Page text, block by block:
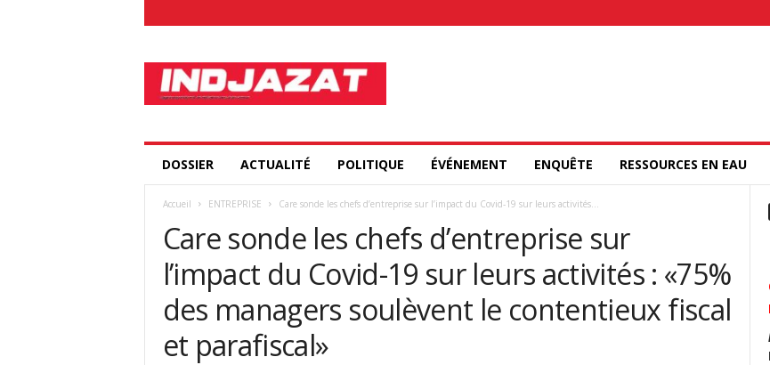
n
DOSSIER ACTUALITÉ POLITIQUE ÉVÉNEMENT ENQUÊTE RESSOURCES EN EAU
Accueil ENTREPRISE Care sonde les chefs d’entreprise sur l’impact du Covid-19 sur leurs activités...
Care sonde les chefs d’entreprise sur
l’impact du Covid-19 sur leurs activités : «75%
des managers soulèvent le contentieux fiscal
et parafiscal»